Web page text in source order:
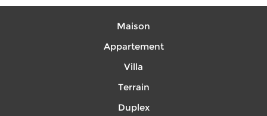
Maison
Appartement
Villa
Terrain
Duplex